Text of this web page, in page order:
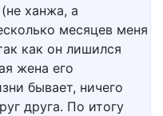
ханжа, а
месяцев меня
как он лишился
жена его
бывает, ничего
друга. По итогу